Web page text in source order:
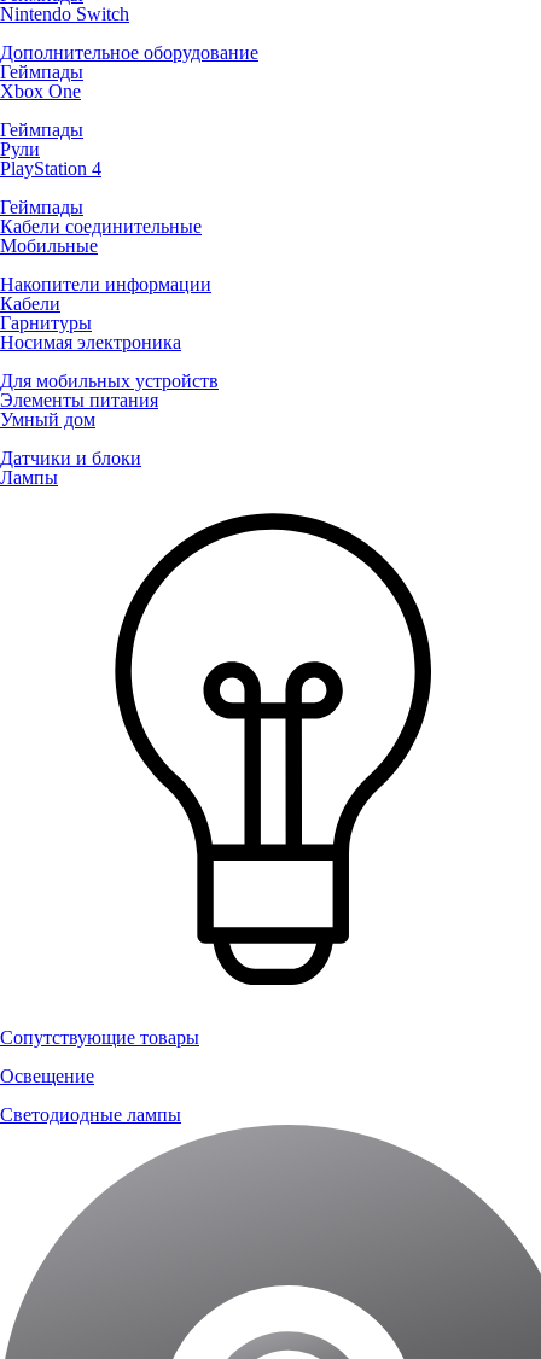
Nintendo Switch
Дополнительное оборудование
Геймпады
Xbox One
Геймпады
Рули
PlayStation 4
Геймпады
Кабели соединительные
Мобильные
Накопители информации
Кабели
Гарнитуры
Носимая электроника
Для мобильных устройств
Элементы питания
Умный дом
Датчики и блоки
Лампы
Сопутствующие товары
Освещение
Светодиодные лампы